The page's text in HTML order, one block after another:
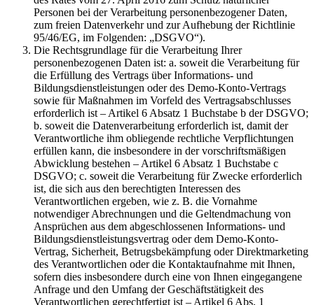
Personen bei der Verarbeitung personenbezogener Daten,
zum freien Datenverkehr und zur Aufhebung der Richtlinie
95/46/EG, im Folgenden: „DSGVO“).
Die Rechtsgrundlage für die Verarbeitung Ihrer
personenbezogenen Daten ist: a. soweit die Verarbeitung für
die Erfüllung des Vertrags über Informations- und
Bildungsdienstleistungen oder des Demo-Konto-Vertrags
sowie für Maßnahmen im Vorfeld des Vertragsabschlusses
erforderlich ist – Artikel 6 Absatz 1 Buchstabe b der DSGVO;
b. soweit die Datenverarbeitung erforderlich ist, damit der
Verantwortliche ihm obliegende rechtliche Verpflichtungen
erfüllen kann, die insbesondere in der vorschriftsmäßigen
Abwicklung bestehen – Artikel 6 Absatz 1 Buchstabe c
DSGVO; c. soweit die Verarbeitung für Zwecke erforderlich
ist, die sich aus den berechtigten Interessen des
Verantwortlichen ergeben, wie z. B. die Vornahme
notwendiger Abrechnungen und die Geltendmachung von
Ansprüchen aus dem abgeschlossenen Informations- und
Bildungsdienstleistungsvertrag oder dem Demo-Konto-
Vertrag, Sicherheit, Betrugsbekämpfung oder Direktmarketing
des Verantwortlichen oder die Kontaktaufnahme mit Ihnen,
sofern dies insbesondere durch eine von Ihnen eingegangene
Anfrage und den Umfang der Geschäftstätigkeit des
Verantwortlichen gerechtfertigt ist – Artikel 6 Abs. 1